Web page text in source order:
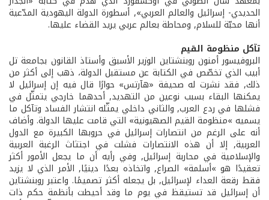
الحديدي‏-‏ إسرائيل والعالم العربي‏»,‏ أسطورة الدولة اليهودية المدّعية
أنها محبّة للسلام‏,‏ ومحاطة بعالم عربي يريد القضاء عليها‏.‏
تآكل منظومة القيم
البروفيسور أمنون روبنشتاين الوزير الأسبق وأستاذ القانون بجامعة تل
أبيب الذي تخصّص في الكتابة عن مستقبل الدولة، ذهب إلى أكثر من
ذلك‏,‏ فقد نشرت له صحيفة «هآرتس» حوارًا‏ قال فيه إن إسرائيل لا
يمكنها البقاء بسبب نوعين من التهديد‏,‏ أحدهما خارجي يتمثّل في
فشلها في ردع العرب‏,‏ والثاني داخلي يمثّله انتشار الفساد وتآكل ما
يسميه ‏»منظومة القيم الصهيونية‏» التي قامت عليها الدولة‏.‏ وأضاف
أنه على الرغم من انتصارات إسرائيل في حروبها الكبيرة مع الدول
العربية‏,‏ إلا أن هذه الانتصارات فشلت في اجتثاث الرغبة العربية
والإسلامية في محاربة إسرائيل‏,‏ وفي رأيه أن ما يجعل الأمور أكثر
تعقيدًا هو ‏»أسلمة» الصراع‏,‏ واتخاذه بعدًا دينيًا‏,‏ الأمر الذي لا يزيد
فقط رقعة العداء لإسرائيل‏,‏ بل يجعله أكثر تصميمًا‏.‏ واعتبر روبنشتاين
أن إسرائيل قد تستيقظ في يوم ما وقد أحيطت بأنظمة حكم ذات